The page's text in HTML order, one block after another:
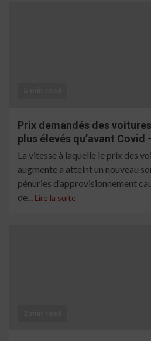
Prix ​​demandés des
plus élevés qu’avant Covid
La vitesse à laquelle le prix des
augmente a atteint un nouveau
pénuries d’approvisionnement
de... Lire la suite